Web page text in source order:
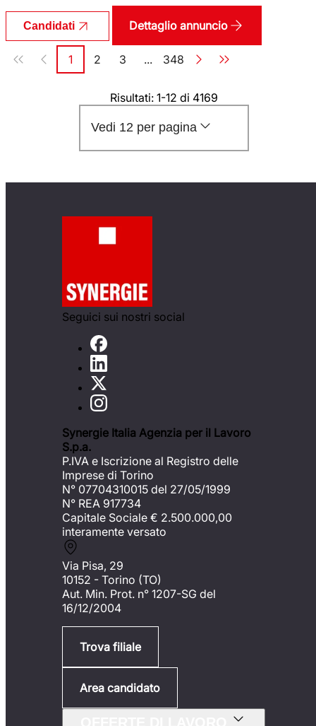
Candidati Dettaglio annuncio
Paginazione
Pagina
1 Pagina
2 Pagina
3 ... Pagina
348
Risultati: 1-12 di 4169
Vedi 12 per pagina
Seguici sui nostri social
Synergie Italia Agenzia per il Lavoro
S.p.a.
P.IVA e Iscrizione al Registro delle
Imprese di Torino
N° 07704310015 del 27/05/1999
N° REA 917734
Capitale Sociale € 2.500.000,00
interamente versato
Via Pisa, 29
10152 - Torino (TO)
Aut. Min. Prot. n° 1207-SG del
16/12/2004
Trova filiale
Area candidato